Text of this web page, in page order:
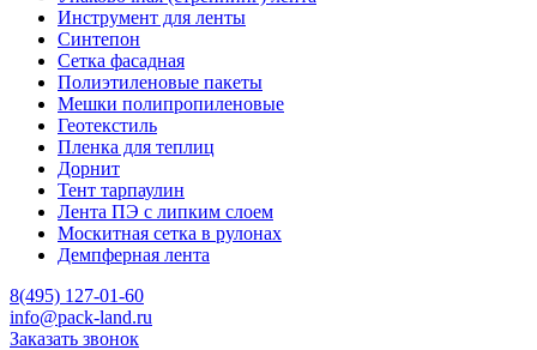
Инструмент для ленты
Синтепон
Сетка фасадная
Полиэтиленовые пакеты
Мешки полипропиленовые
Геотекстиль
Пленка для теплиц
Дорнит
Тент тарпаулин
Лента ПЭ с липким слоем
Москитная сетка в рулонах
Демпферная лента
8(495) 127-01-60
info@pack-land.ru
Заказать звонок